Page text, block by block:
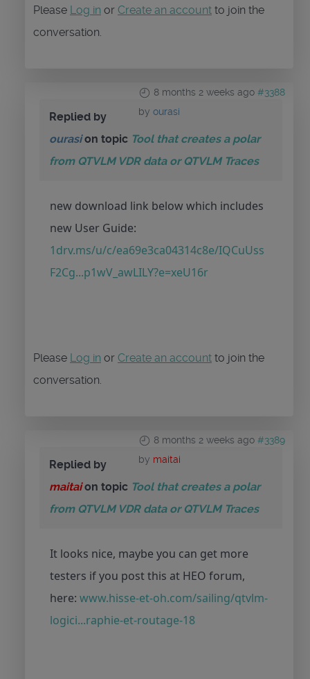
Please Log in or Create an account to join the
conversation.
8 months 2 weeks ago #3388
by ourasi
Replied by
ourasion topic Tool that creates a polar
from QTVLM VDR data or QTVLM Traces
new download link below which includes
new User Guide:
1drv.ms/u/c/ea69e3ca04314c8e/IQCuUss
F2Cg...p1wV_awLILY?e=xeU16r
Please Log in or Create an account to join the
conversation.
8 months 2 weeks ago #3389
by maitai
Replied by
maitaion topic Tool that creates a polar
from QTVLM VDR data or QTVLM Traces
It looks nice, maybe you can get more
testers if you post this at HEO forum,
here: www.hisse-et-oh.com/sailing/qtvlm-
logici...raphie-et-routage-18